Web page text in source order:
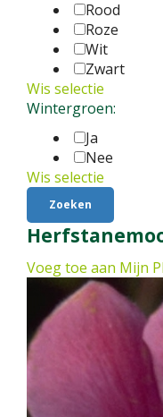
Rood
Roze
Wit
Zwart
Wis selectie
Wintergroen:
Ja
Nee
Wis selectie
Voeg toe aan Mijn